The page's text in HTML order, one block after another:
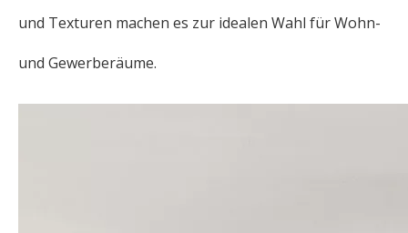
und Texturen machen es zur idealen Wahl für Wohn-
und Gewerberäume.